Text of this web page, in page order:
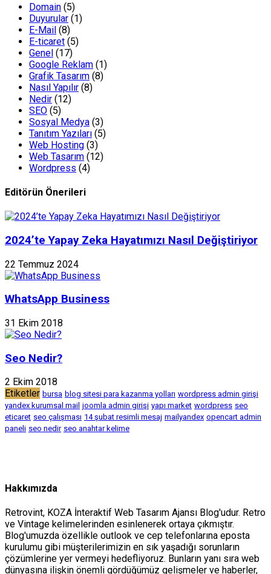
Domain (5)
Duyurular (1)
E-Mail (8)
E-ticaret (5)
Genel (17)
Google Reklam (1)
Grafik Tasarım (8)
Nasıl Yapılır (8)
Nedir (12)
SEO (5)
Sosyal Medya (3)
Tanıtım Yazıları (5)
Web Hosting (3)
Web Tasarım (12)
Wordpress (4)
Editörün Önerileri
2024’te Yapay Zeka Hayatımızı Nasıl Değiştiriyor
22 Temmuz 2024
WhatsApp Business
31 Ekim 2018
Seo Nedir?
2 Ekim 2018
Etiketler bursa blog sitesi para kazanma yolları wordpress admin girişi
yandex kurumsal mail joomla admin girişi yapı market wordpress seo
eticaret seo çalışması 14 şubat resimli mesaj mailyandex opencart admin
paneli seo nedir seo anahtar kelime
Hakkımızda
Retrovint, KOZA İnteraktif Web Tasarım Ajansı Blog'udur. Retro
ve Vintage kelimelerinden esinlenerek ortaya çıkmıştır.
Blog'umuzda özellikle outlook ve cep telefonlarına eposta
kurulumu gibi müşterilerimizin en sık yaşadığı sorunların
çözümlerine yer vermeyi hedefliyoruz. Bunların yanı sıra web
dünyasına ilişkin önemli gördüğümüz gelişmeler ve haberler,